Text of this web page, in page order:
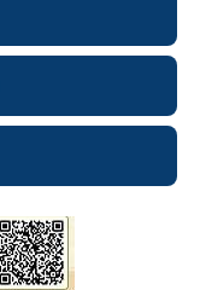
erid: 2SDnjdPjgYS